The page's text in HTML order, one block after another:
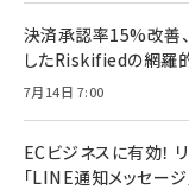
決済承認率15%改善
したRiskifiedの網羅
7月14日 7:00
ECビジネスに有効！
「LINE通知メッセージ